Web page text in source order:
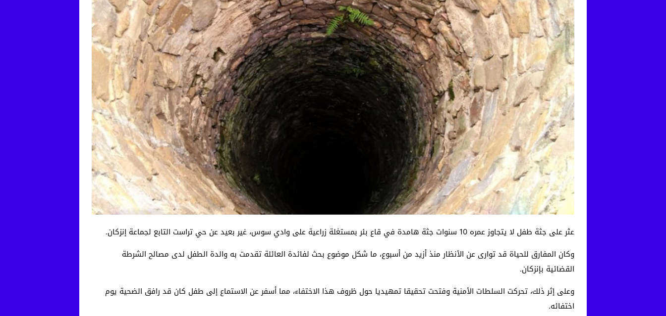
عثر على جثة طفل لا يتجاوز عمره 10 سنوات جثة هامدة في قاع بئر بمستغلة زراعية على وادي سوس، غير بعيد عن حي تراست التابع لجماعة إنزكان.
وكان المفارق للحياة قد توارى عن الأنظار منذ أزيد من أسبوع، ما شكل موضوع بحث لفائدة العائلة تقدمت به والدة الطفل لدى مصالح الشرطة
القضائية بإنزكان.
وعلى إثر ذلك، تحركت السلطات الأمنية وفتحت تحقيقا تمهيديا حول ظروف هذا الاختفاء، مما أسفر عن الاستماع إلى طفل كان قد رافق الضحية يوم
اختفائه.